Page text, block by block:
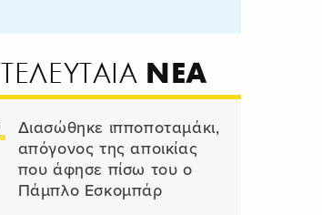
ΤΕΛΕΥΤΑΙΑ ΝΕΑ
Διασώθηκε ιπποποταμάκι,
απόγονος της αποικίας
που άφησε πίσω του ο
Πάμπλο Εσκομπάρ